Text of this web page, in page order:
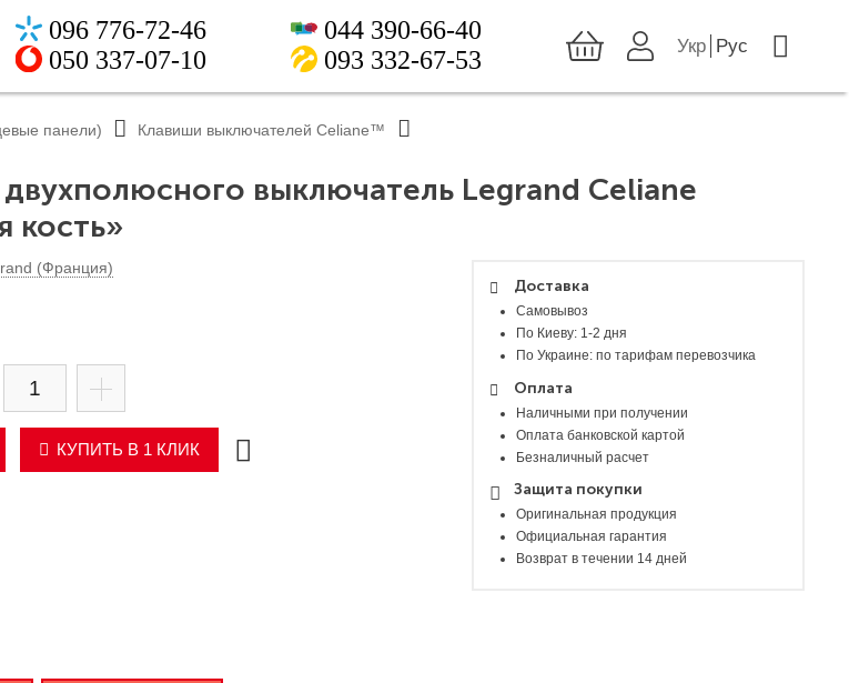
выключатель Legrand Celiane
кость»
Доставка
Самовывоз
По Киеву: 1-2 дня
По Украине: по тарифам перевозчика
Оплата
Наличными при получении
Оплата банковской картой
Безналичный расчет
Защита покупки
Оригинальная продукция
Официальная гарантия
Возврат в течении 14 дней
(Франция)
КУПИТЬ В 1 КЛИК
096 776-72-46
044 390-66-40
050 337-07-10
093 332-67-53
Укр Рус
панели)
Клавиши выключателей Celiane™